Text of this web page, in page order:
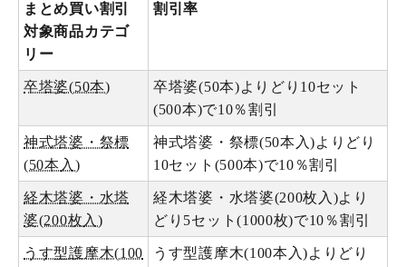
まとめ買い割引
対象商品カテゴ
リー
割引率
卒塔婆(50本)
卒塔婆(50本)よりどり10セット
(500本)で10％割引
神式塔婆・祭標
(50本入)
神式塔婆・祭標(50本入)よりどり
10セット(500本)で10％割引
経木塔婆・水塔
婆(200枚入)
経木塔婆・水塔婆(200枚入)より
どり5セット(1000枚)で10％割引
うす型護摩木(100 うす型護摩木(100本入)よりどり